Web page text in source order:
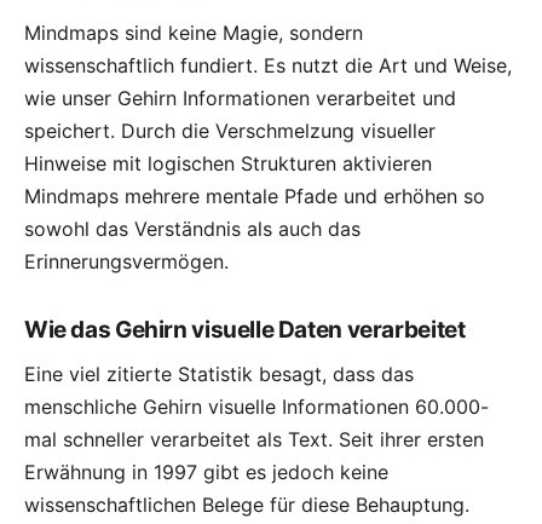
Mindmaps sind keine Magie, sondern
wissenschaftlich fundiert. Es nutzt die Art und Weise,
wie unser Gehirn Informationen verarbeitet und
speichert. Durch die Verschmelzung visueller
Hinweise mit logischen Strukturen aktivieren
Mindmaps mehrere mentale Pfade und erhöhen so
sowohl das Verständnis als auch das
Erinnerungsvermögen.
Wie das Gehirn visuelle Daten verarbeitet
Eine viel zitierte Statistik besagt, dass das
menschliche Gehirn visuelle Informationen 60.000-
mal schneller verarbeitet als Text. Seit ihrer ersten
Erwähnung in 1997 gibt es jedoch keine
wissenschaftlichen Belege für diese Behauptung.